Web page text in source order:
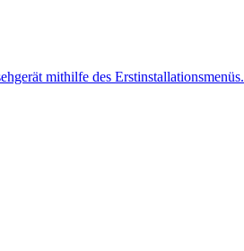
mithilfe des Erstinstallationsmenüs.